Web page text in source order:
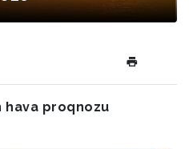
hava proqnozu